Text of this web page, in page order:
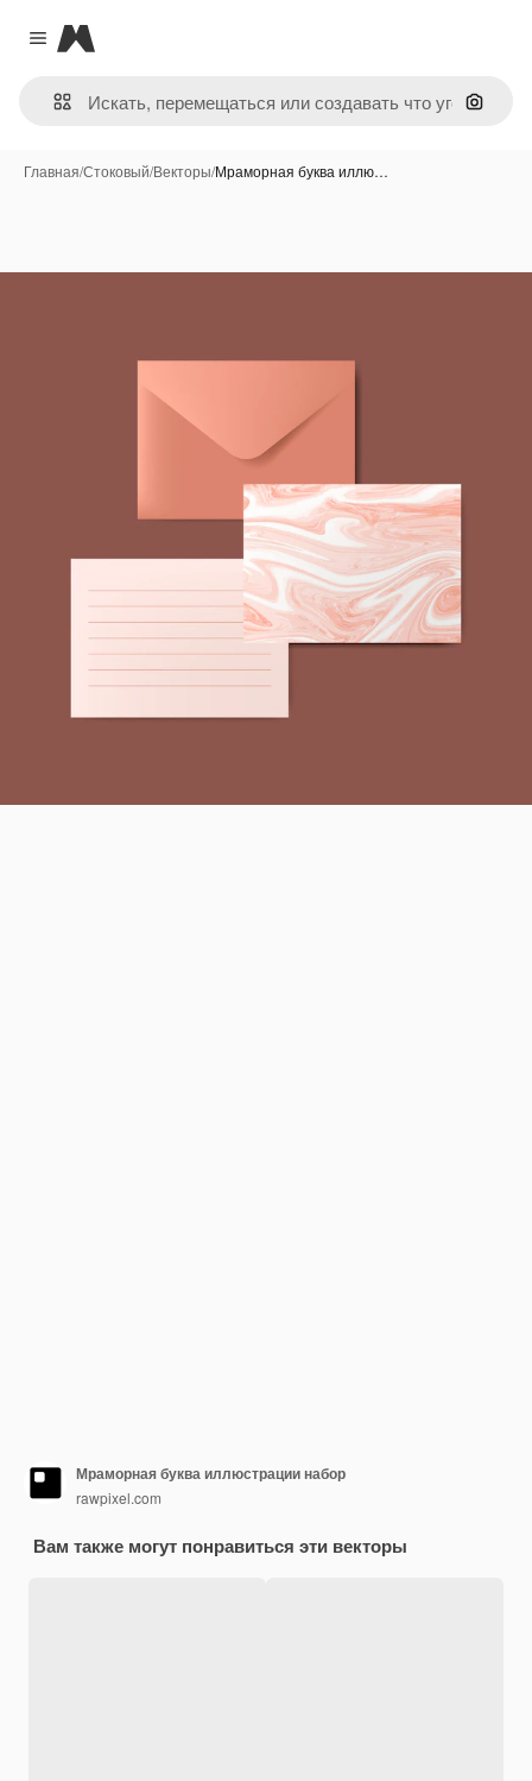
Close menu
Magnific
Поиск
Главная/Стоковый/Векторы/Мраморная буква иллю…
Мраморная буква иллюстрации набор
rawpixel.com
Вам также могут понравиться эти векторы